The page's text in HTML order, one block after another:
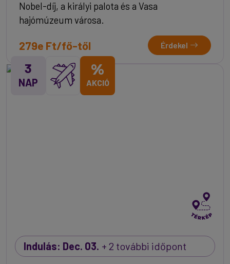
Nobel-díj, a királyi palota és a Vasa
hajómúzeum városa.
279e Ft/fő-től Érdekel
3
NAP
%
AKCIÓ
Indulás: Dec. 03. + 2 további időpont